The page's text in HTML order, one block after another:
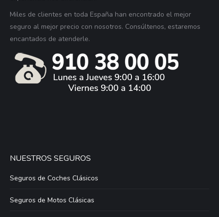
Miles de clientes en toda España han encontrado el mejor
seguro al mejor precio con nosotros. Consúltenos, estaremos
encantados de atenderle.
NUESTROS SEGUROS
Seguros de Coches Clásicos
Seguros de Motos Clásicas